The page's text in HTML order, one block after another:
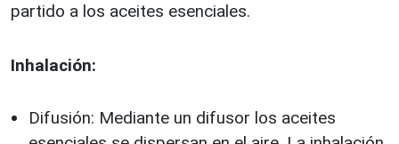
partido a los aceites esenciales.
Inhalación:
Difusión: Mediante un difusor los aceites